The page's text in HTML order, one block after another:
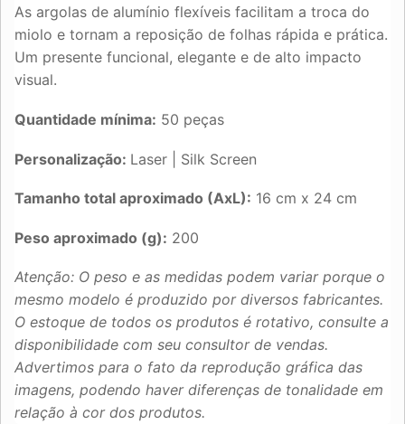
As argolas de alumínio flexíveis facilitam a troca do
miolo e tornam a reposição de folhas rápida e prática.
Um presente funcional, elegante e de alto impacto
visual.
Quantidade mínima: 50 peças
Personalização: Laser | Silk Screen
Tamanho total aproximado (AxL): 16 cm x 24 cm
Peso aproximado (g): 200
Atenção: O peso e as medidas podem variar porque o
mesmo modelo é produzido por diversos fabricantes.
O estoque de todos os produtos é rotativo, consulte a
disponibilidade com seu consultor de vendas.
Advertimos para o fato da reprodução gráfica das
imagens, podendo haver diferenças de tonalidade em
relação à cor dos produtos.